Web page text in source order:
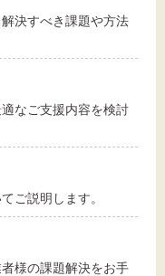
決すべき課題や方法
なご支援内容を検討
ご説明します。
様の課題解決をお手